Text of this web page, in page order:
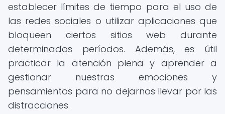
establecer límites de tiempo para el uso de
las redes sociales o utilizar aplicaciones que
bloqueen ciertos sitios web durante
determinados períodos. Además, es útil
practicar la atención plena y aprender a
gestionar nuestras emociones y
pensamientos para no dejarnos llevar por las
distracciones.